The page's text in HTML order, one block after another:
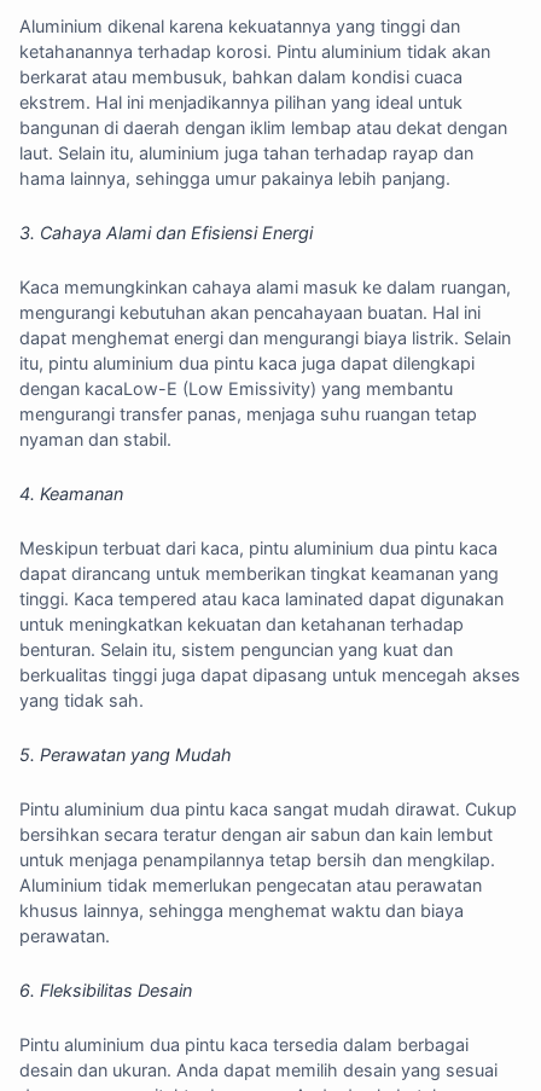
Aluminium dikenal karena kekuatannya yang tinggi dan
ketahanannya terhadap korosi. Pintu aluminium tidak akan
berkarat atau membusuk, bahkan dalam kondisi cuaca
ekstrem. Hal ini menjadikannya pilihan yang ideal untuk
bangunan di daerah dengan iklim lembap atau dekat dengan
laut. Selain itu, aluminium juga tahan terhadap rayap dan
hama lainnya, sehingga umur pakainya lebih panjang.
3. Cahaya Alami dan Efisiensi Energi
Kaca memungkinkan cahaya alami masuk ke dalam ruangan,
mengurangi kebutuhan akan pencahayaan buatan. Hal ini
dapat menghemat energi dan mengurangi biaya listrik. Selain
itu, pintu aluminium dua pintu kaca juga dapat dilengkapi
dengan kacaLow-E (Low Emissivity) yang membantu
mengurangi transfer panas, menjaga suhu ruangan tetap
nyaman dan stabil.
4. Keamanan
Meskipun terbuat dari kaca, pintu aluminium dua pintu kaca
dapat dirancang untuk memberikan tingkat keamanan yang
tinggi. Kaca tempered atau kaca laminated dapat digunakan
untuk meningkatkan kekuatan dan ketahanan terhadap
benturan. Selain itu, sistem penguncian yang kuat dan
berkualitas tinggi juga dapat dipasang untuk mencegah akses
yang tidak sah.
5. Perawatan yang Mudah
Pintu aluminium dua pintu kaca sangat mudah dirawat. Cukup
bersihkan secara teratur dengan air sabun dan kain lembut
untuk menjaga penampilannya tetap bersih dan mengkilap.
Aluminium tidak memerlukan pengecatan atau perawatan
khusus lainnya, sehingga menghemat waktu dan biaya
perawatan.
6. Fleksibilitas Desain
Pintu aluminium dua pintu kaca tersedia dalam berbagai
desain dan ukuran. Anda dapat memilih desain yang sesuai